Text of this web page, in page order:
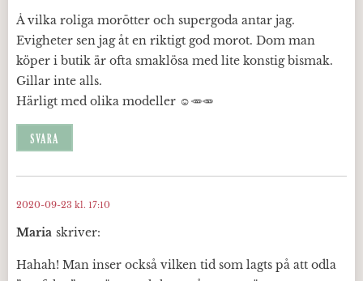
Å vilka roliga morötter och supergoda antar jag.
Evigheter sen jag åt en riktigt god morot. Dom man
köper i butik är ofta smaklösa med lite konstig bismak.
Gillar inte alls.
Härligt med olika modeller ☺️🥕🥕
SVARA
Maria skriver:
2020-09-23 kl. 17:10
Hahah! Man inser också vilken tid som lagts på att odla